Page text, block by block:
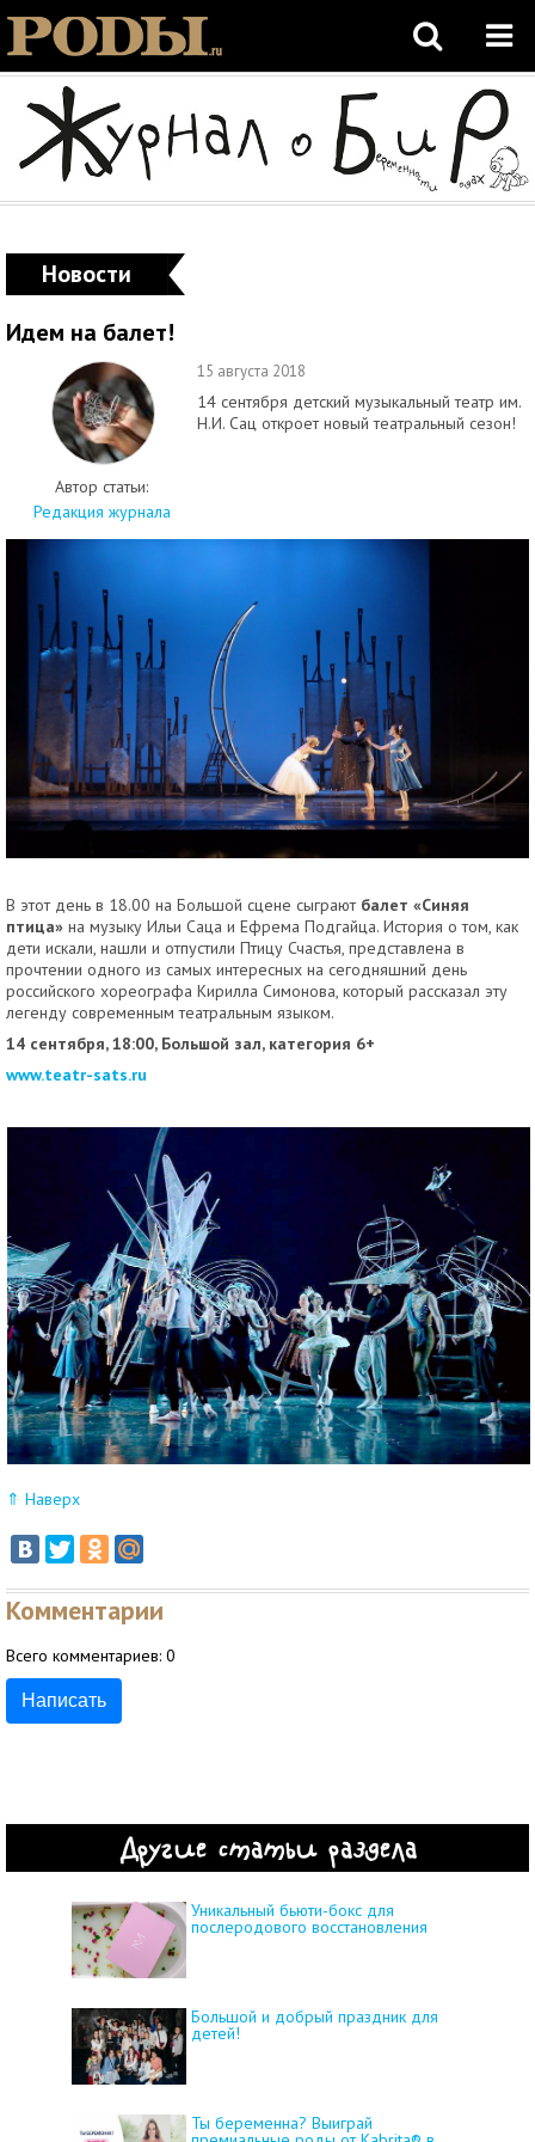
Новости
Идем на балет!
Автор статьи:
Редакция журнала
15 августа 2018
14 сентября детский музыкальный театр им.
Н.И. Сац откроет новый театральный сезон!
В этот день в 18.00 на Большой сцене сыграютбалет «Синяя
птица» на музыку Ильи Саца и Ефрема Подгайца. История о том, как
дети искали, нашли и отпустили Птицу Счастья, представлена в
прочтении одного из самых интересных на сегодняшний день
российского хореографа Кирилла Симонова, который рассказал эту
легенду современным театральным языком.
14 сентября, 18:00, Большой зал, категория 6+
www.teatr-sats.ru
⇑ Наверх
Комментарии
Всего комментариев: 0
Написать
Другие статьи раздела
Уникальный бьюти-бокс для
послеродового восстановления
Большой и добрый праздник для
детей!
Ты беременна? Выиграй